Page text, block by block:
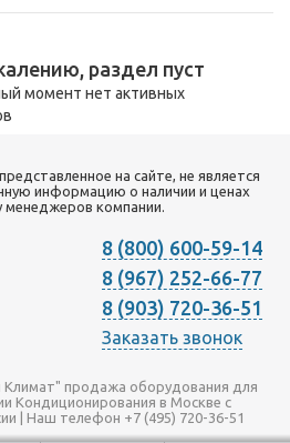
раздел пуст
момент нет активных
на сайте, не является
информацию о наличии и ценах
менеджеров компании.
8 (800) 600-59-14
8 (967) 252-66-77
8 (903) 720-36-51
Заказать звонок
Климат" продажа оборудования для
Кондиционирования в Москве с
| Наш телефон +7 (495) 720-36-51